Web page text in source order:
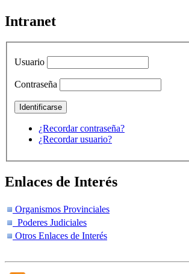
Intranet
Usuario
Contraseña
¿Recordar contraseña?
¿Recordar usuario?
Enlaces de Interés
Organismos Provinciales
Poderes Judiciales
Otros Enlaces de Interés